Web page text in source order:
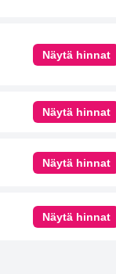
Näytä hinnat
Näytä hinnat
Näytä hinnat
Näytä hinnat